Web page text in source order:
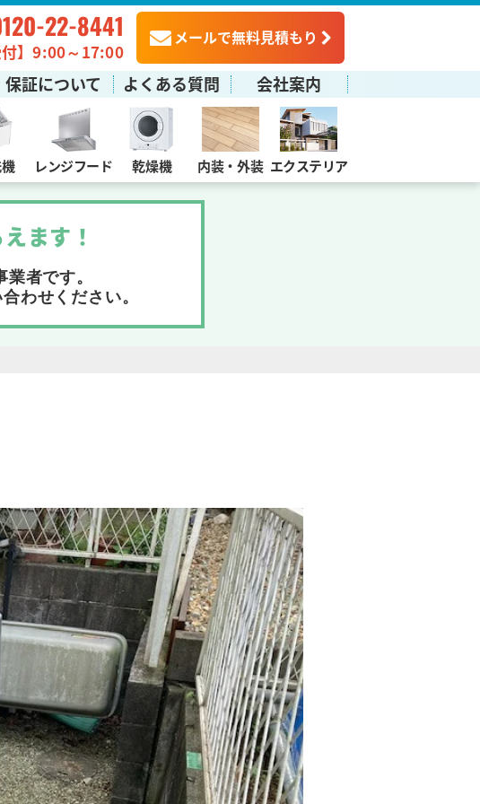
22-8441
付】9:00～17:00
メールで無料見積もり
保証について よくある質問 会社案内
レンジフード 乾燥機 内装・外装 エクステリア
ます ！
業者です。
わせください。